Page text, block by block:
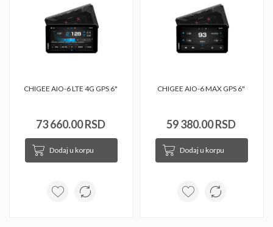
CHIGEE AIO-6 LTE 4G GPS 6"
73 660.00 RSD
Dodaj u korpu
CHIGEE AIO-6 MAX GPS 6"
59 380.00 RSD
Dodaj u korpu